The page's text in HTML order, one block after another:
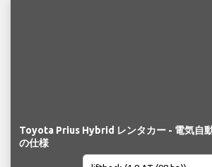
Toyota Prius Hybrid レンタカー - 電気自
の仕様